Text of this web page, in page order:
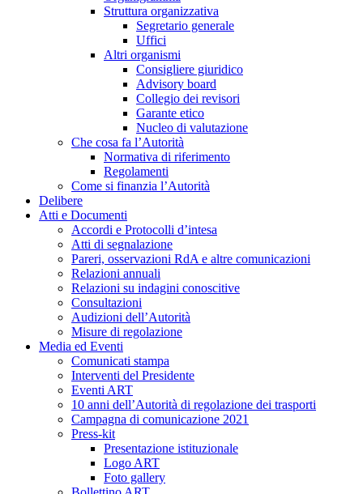
Struttura organizzativa
Segretario generale
Uffici
Altri organismi
Consigliere giuridico
Advisory board
Collegio dei revisori
Garante etico
Nucleo di valutazione
Che cosa fa l’Autorità
Normativa di riferimento
Regolamenti
Come si finanzia l’Autorità
Delibere
Atti e Documenti
Accordi e Protocolli d’intesa
Atti di segnalazione
Pareri, osservazioni RdA e altre comunicazioni
Relazioni annuali
Relazioni su indagini conoscitive
Consultazioni
Audizioni dell’Autorità
Misure di regolazione
Media ed Eventi
Comunicati stampa
Interventi del Presidente
Eventi ART
10 anni dell’Autorità di regolazione dei trasporti
Campagna di comunicazione 2021
Press-kit
Presentazione istituzionale
Logo ART
Foto gallery